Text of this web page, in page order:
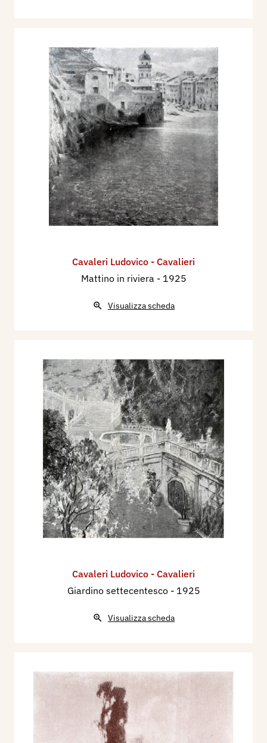
Cavaleri Ludovico - Cavalieri
Mattino in riviera - 1925
Visualizza scheda
Cavaleri Ludovico - Cavalieri
Giardino settecentesco - 1925
Visualizza scheda